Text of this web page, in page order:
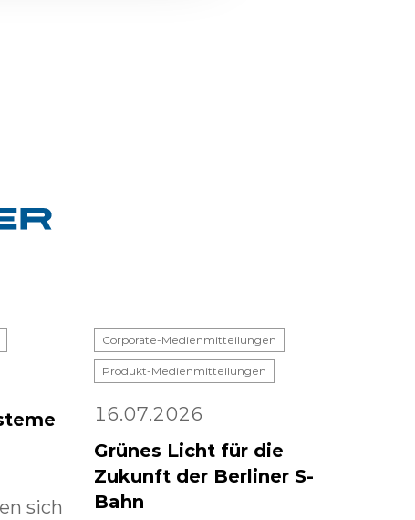
sich
Corporate-Medienmitteilungen
Produkt-Medienmitteilungen
16.07.2026
Grünes Licht für die
Zukunft der Berliner S-
Bahn